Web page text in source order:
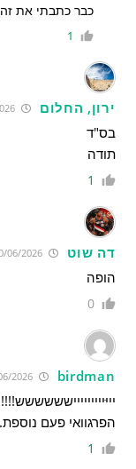
כבר כתבתי את זה
1
ירון, החלום 30/06/2026 0:28:15
בס"ד
תודה
1
דה שוט
הופה
0
birdman
30/06/2026 0:48:17
הפרגוואי פעם נוספת.
1